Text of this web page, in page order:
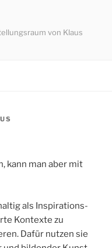
von Klaus
kann man aber mit
als Inspirations-
Kontexte zu
Dafür nutzen sie